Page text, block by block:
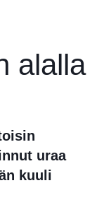
alalla
uraa
kuuli